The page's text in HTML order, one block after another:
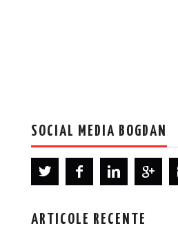
SOCIAL MEDIA BOGDAN
ARTICOLE RECENTE